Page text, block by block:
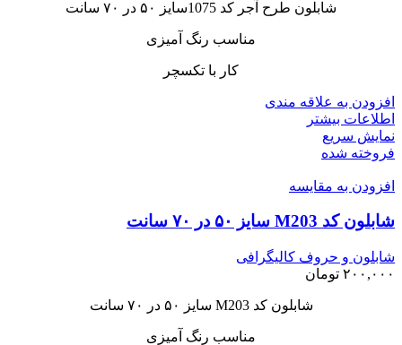
شابلون طرح آجر کد 1075سایز ۵۰ در ۷۰ سانت
مناسب رنگ آمیزی
کار با تکسچر
افزودن به علاقه مندی
اطلاعات بیشتر
نمایش سریع
فروخته شده
افزودن به مقایسه
شابلون کد M203 سایز ۵۰ در ۷۰ سانت
شابلون و حروف کالیگرافی
۲۰۰,۰۰۰ تومان
شابلون کد M203 سایز ۵۰ در ۷۰ سانت
مناسب رنگ آمیزی